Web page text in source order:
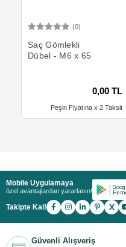
(0)
Saç Gömlekli
Dübel - M6 x 65
0,00 TL
Peşin Fiyatına x 2 Taksit
Mobile Uygulamaya
özel avantajlardan yararlanın!
Takipte Kal! X
Güvenli Alışveriş